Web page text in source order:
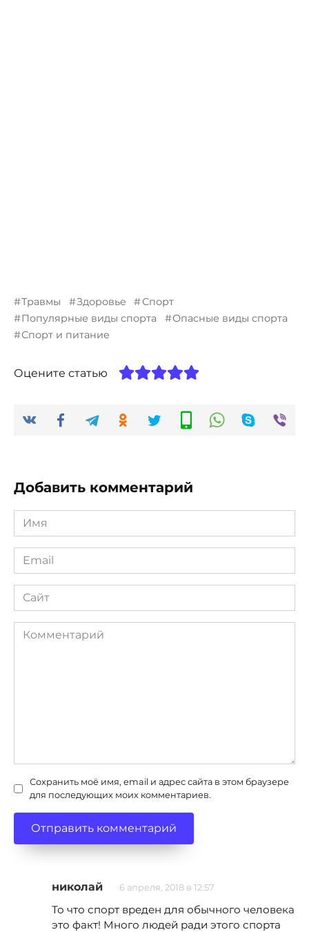
Травмы Здоровье
Спорт
Популярные виды спорта
Опасные виды спорта
Спорт и питание
Оцените статью
Добавить комментарий
Имя
*
Email
*
Сайт
Комментарий
Сохранить моё имя, email и адрес сайта в этом браузере
для последующих моих комментариев.
николай 6 апреля, 2018 в 12:57
То что спорт вреден для обычного человека
это факт! Много людей ради этого спорта